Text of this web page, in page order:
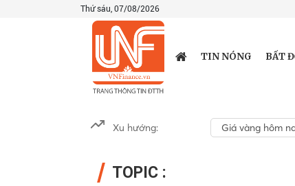
Thứ sáu, 07/08/2026
TIN NÓNG BẤT
Xu hướng: Giá vàng hôm
TOPIC :